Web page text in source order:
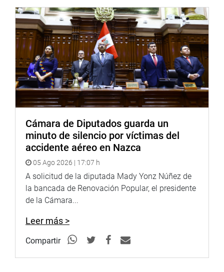
Heraldo:goo.gl/Ty5Tto
Portal: http://www.congreso.gob.pe/
Facebook:https://goo.gl/s5t7XN
Twitter:https://goo.gl/iMywRR
YouTube:https://goo.gl/VBXBNk
Radio:goo.gl/hMwTg1
fotografia.congreso.gob.pe
Cámara de Diputados guarda un
minuto de silencio por víctimas del
accidente aéreo en Nazca
05 Ago 2026 | 17:07 h
A solicitud de la diputada Mady Yonz Núñez de
la bancada de Renovación Popular, el presidente
de la Cámara...
Leer más >
Compartir